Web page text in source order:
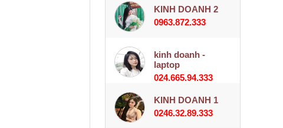
KINH DOANH 2
0963.872.333
kinh doanh -
laptop
024.665.94.333
KINH DOANH 1
0246.32.89.333